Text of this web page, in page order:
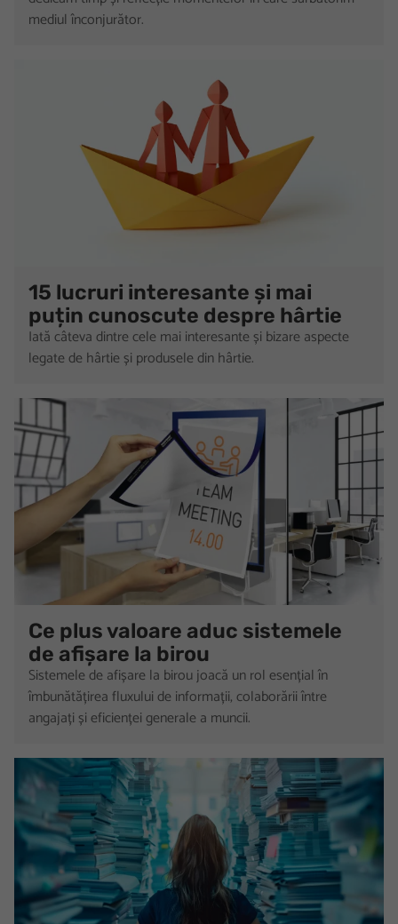
mediul înconjurător.
15 lucruri interesante și mai
puțin cunoscute despre hârtie
Iată câteva dintre cele mai interesante și bizare aspecte
legate de hârtie și produsele din hârtie.
Ce plus valoare aduc sistemele
de afișare la birou
Sistemele de afișare la birou joacă un rol esențial în
îmbunătățirea fluxului de informații, colaborării între
angajați și eficienței generale a muncii.